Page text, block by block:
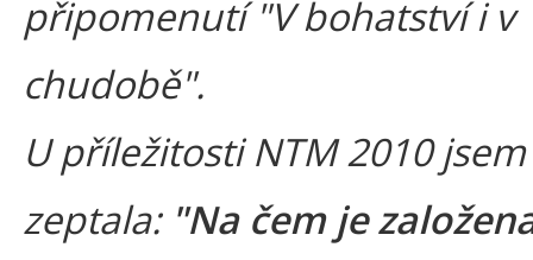
připomenutí "V bohatství i v
chudobě".
U příležitosti NTM 2010
zeptala: "Na čem je